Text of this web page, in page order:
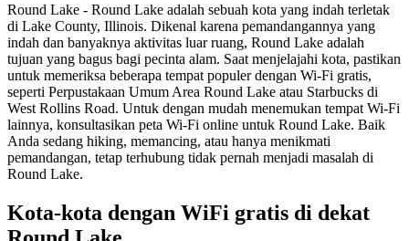
Round Lake - Round Lake adalah sebuah kota yang indah terletak
di Lake County, Illinois. Dikenal karena pemandangannya yang
indah dan banyaknya aktivitas luar ruang, Round Lake adalah
tujuan yang bagus bagi pecinta alam. Saat menjelajahi kota, pastikan
untuk memeriksa beberapa tempat populer dengan Wi-Fi gratis,
seperti Perpustakaan Umum Area Round Lake atau Starbucks di
West Rollins Road. Untuk dengan mudah menemukan tempat Wi-Fi
lainnya, konsultasikan peta Wi-Fi online untuk Round Lake. Baik
Anda sedang hiking, memancing, atau hanya menikmati
pemandangan, tetap terhubung tidak pernah menjadi masalah di
Round Lake.
Kota-kota dengan WiFi gratis di dekat